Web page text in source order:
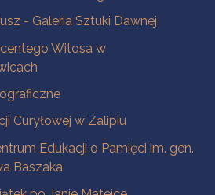
- Galeria Sztuki Dawnej
Witosa w
Curyłowej w Zalipiu
Edukacji o Pamięci im. gen.
Baszaka